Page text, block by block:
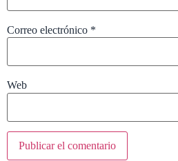
Correo electrónico *
Web